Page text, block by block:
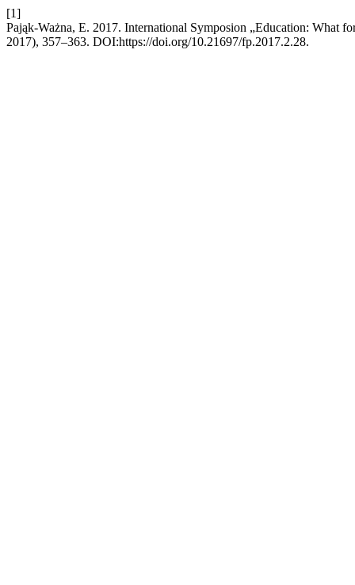
[1]
Pająk-Ważna, E. 2017. International Symposion „Education: What
2017), 357–363. DOI:https://doi.org/10.21697/fp.2017.2.28.